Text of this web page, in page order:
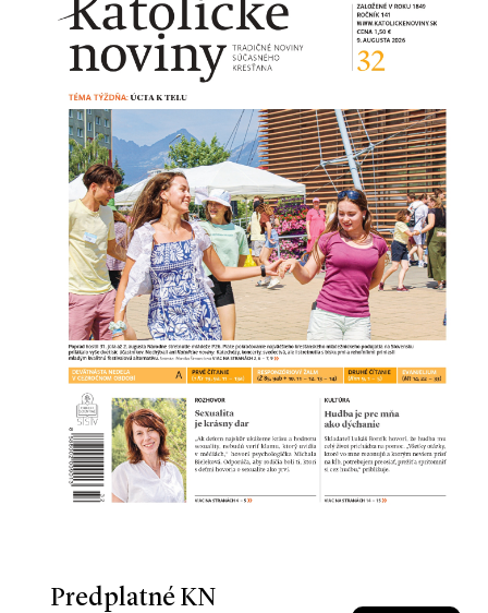
Predplatné KN